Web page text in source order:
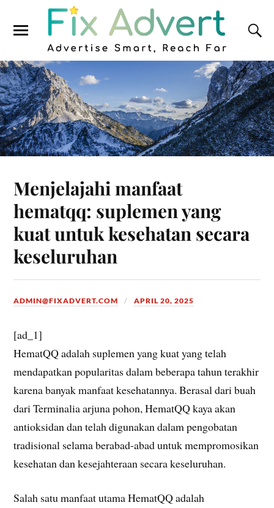
Menjelajahi manfaat
hematqq: suplemen yang
kuat untuk kesehatan secara
keseluruhan
ADMIN@FIXADVERT.COM APRIL 20, 2025
[ad_1]
HematQQ adalah suplemen yang kuat yang telah
mendapatkan popularitas dalam beberapa tahun terakhir
karena banyak manfaat kesehatannya. Berasal dari buah
dari Terminalia arjuna pohon, HematQQ kaya akan
antioksidan dan telah digunakan dalam pengobatan
tradisional selama berabad-abad untuk mempromosikan
kesehatan dan kesejahteraan secara keseluruhan.
Salah satu manfaat utama HematQQ adalah